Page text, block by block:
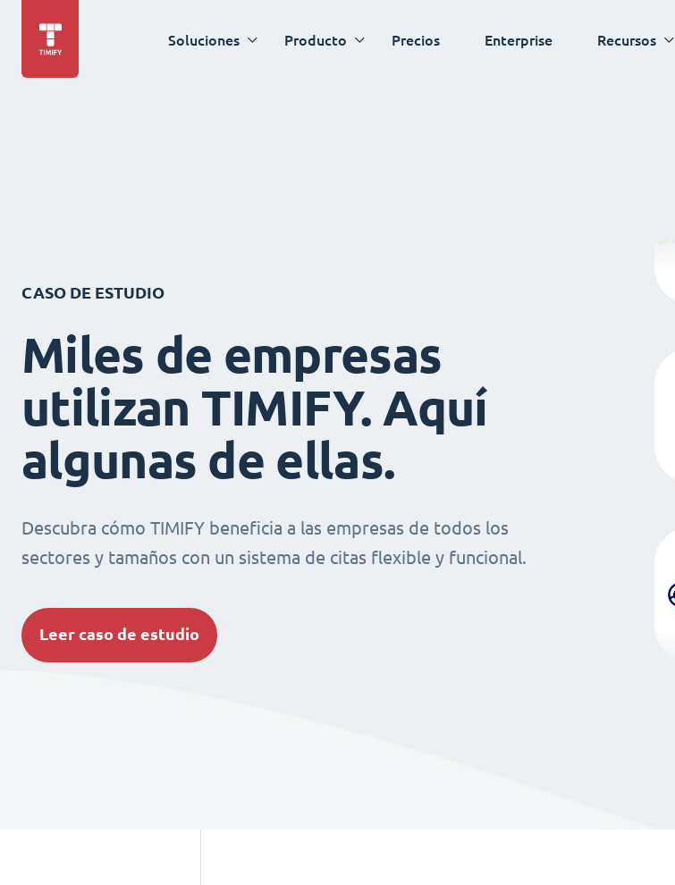
Soluciones Producto Precios Enterprise Recursos
CASO DE ESTUDIO
Miles de empresas
utilizan TIMIFY. Aquí
algunas de ellas.
Descubra cómo TIMIFY beneficia a las empresas de todos los
sectores y tamaños con un sistema de citas flexible y funcional.
Leer caso de estudio